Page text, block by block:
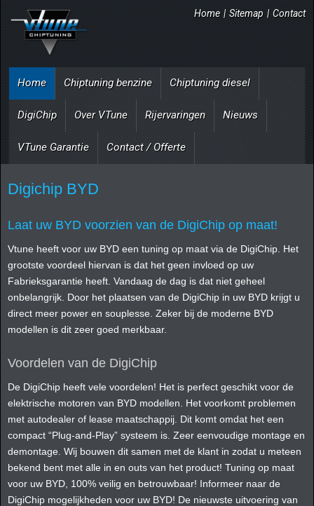
Home | Sitemap | Contact
Home Chiptuning benzine Chiptuning diesel
DigiChip Over VTune Rijervaringen Nieuws
VTune Garantie Contact / Offerte
Digichip BYD
Laat uw BYD voorzien van de DigiChip op maat!
Vtune heeft voor uw BYD een tuning op maat via de DigiChip. Het
grootste voordeel hiervan is dat het geen invloed op uw
Fabrieksgarantie heeft. Vandaag de dag is dat niet geheel
onbelangrijk. Door het plaatsen van de DigiChip in uw BYD krijgt u
direct meer power en souplesse. Zeker bij de moderne BYD
modellen is dit zeer goed merkbaar.
Voordelen van de DigiChip
De DigiChip heeft vele voordelen! Het is perfect geschikt voor de
elektrische motoren van BYD modellen. Het voorkomt problemen
met autodealer of lease maatschappij. Dit komt omdat het een
compact “Plug-and-Play” systeem is. Zeer eenvoudige montage en
demontage. Wij bouwen dit samen met de klant in zodat u meteen
bekend bent met alle in en outs van het product! Tuning op maat
voor uw BYD, 100% veilig en betrouwbaar! Informeer naar de
DigiChip mogelijkheden voor uw BYD! De nieuwste uitvoering van